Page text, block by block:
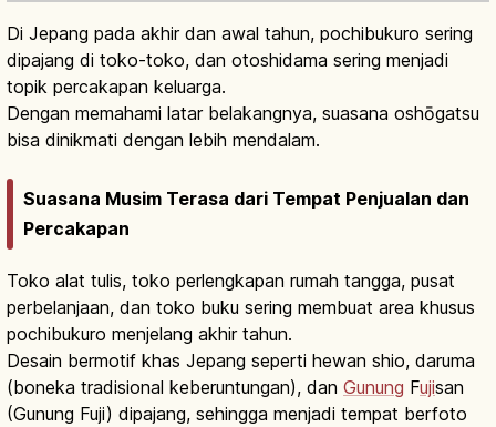
Di Jepang pada akhir dan awal tahun, pochibukuro sering
dipajang di toko-toko, dan otoshidama sering menjadi
topik percakapan keluarga.
Dengan memahami latar belakangnya, suasana oshōgatsu
bisa dinikmati dengan lebih mendalam.
Suasana Musim Terasa dari Tempat Penjualan dan
Percakapan
Toko alat tulis, toko perlengkapan rumah tangga, pusat
perbelanjaan, dan toko buku sering membuat area khusus
pochibukuro menjelang akhir tahun.
Desain bermotif khas Jepang seperti hewan shio, daruma
(boneka tradisional keberuntungan), dan Gunung Fujisan
(Gunung Fuji) dipajang, sehingga menjadi tempat berfoto